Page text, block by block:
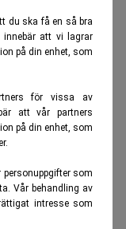
du ska få en så bra
innebär att vi lagrar
på din enhet, som
för vissa av
att vår partners
på din enhet, som
som
Vår behandling av
intresse som
tidigare
inför rätta.
med
Manuel
domstol, som
bevisning för